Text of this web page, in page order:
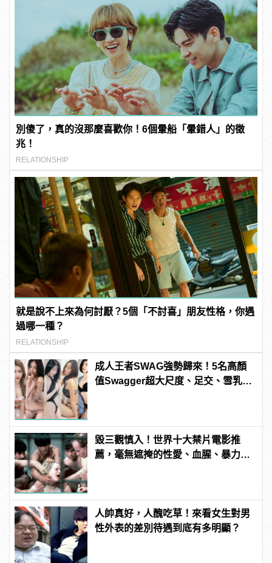
別傻了，真的沒那麼喜歡你！6個暈船「暈錯人」的徵
兆！
RELATIONSHIP
就是說不上來為何討厭？5個「不討喜」朋友性格，你遇
過哪一種？
RELATIONSHIP
成人王者SWAG強勢歸來！5名高顏
值Swagger超大尺度、足交、雪乳、
毀三觀慎入！世界十大禁片電影推
薦，毫無遮掩的性愛、血腥、暴力、
人帥真好，人醜吃草！來看女生對男
性外表的差別待遇到底有多明顯？